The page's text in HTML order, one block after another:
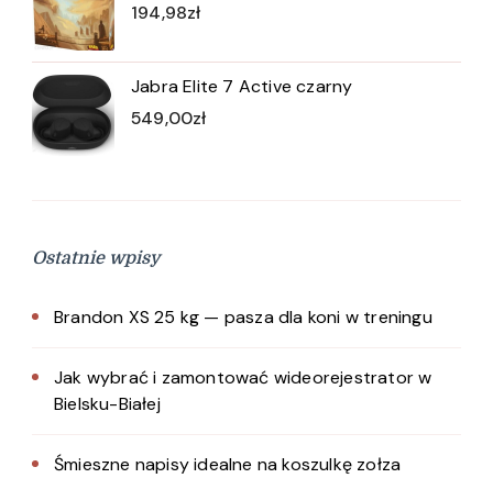
194,98zł
Jabra Elite 7 Active czarny
549,00zł
Ostatnie wpisy
Brandon XS 25 kg — pasza dla koni w treningu
Jak wybrać i zamontować wideorejestrator w
Bielsku-Białej
Śmieszne napisy idealne na koszulkę zołza